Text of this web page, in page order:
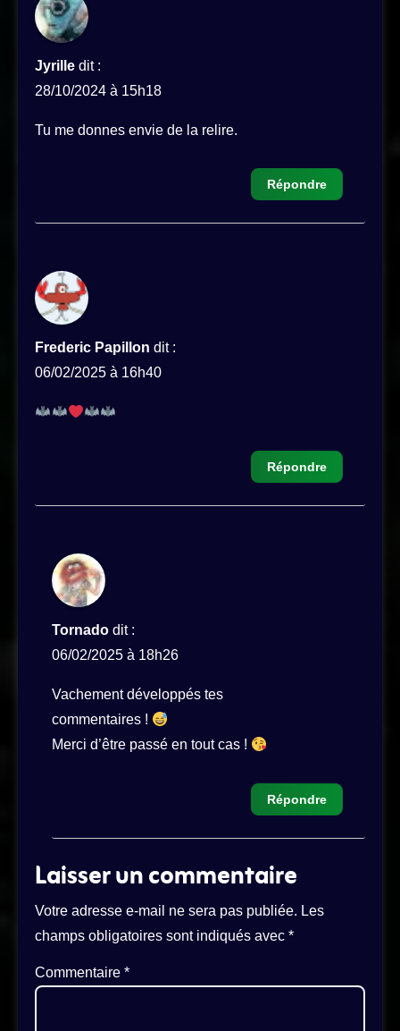
Jyrille dit :
28/10/2024 à 15h18
Tu me donnes envie de la relire.
Répondre
Frederic Papillon dit :
06/02/2025 à 16h40
Répondre
Tornado dit :
06/02/2025 à 18h26
Vachement développés tes
commentaires !
Merci d’être passé en tout cas !
Répondre
Laisser un commentaire
Votre adresse e-mail ne sera pas publiée. Les
champs obligatoires sont indiqués avec*
Commentaire*